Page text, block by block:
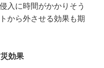
入に時間がかかりそう
から外させる効果も期
効果